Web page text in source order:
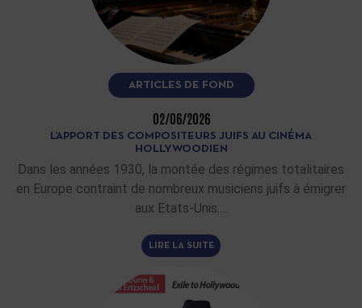
ARTICLES DE FOND
02/06/2026
L’APPORT DES COMPOSITEURS JUIFS AU CINÉMA
HOLLYWOODIEN
Dans les années 1930, la montée des régimes totalitaires
en Europe contraint de nombreux musiciens juifs à émigrer
aux Etats-Unis.…
LIRE LA SUITE